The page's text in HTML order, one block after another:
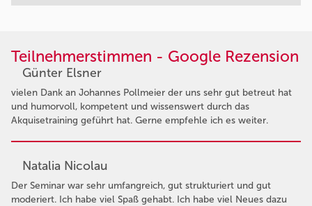
Teilnehmerstimmen - Google Rezension
Günter Elsner
vielen Dank an Johannes Pollmeier der uns sehr gut betreut hat
und humorvoll, kompetent und wissenswert durch das
Akquisetraining geführt hat. Gerne empfehle ich es weiter.
Natalia Nicolau
Der Seminar war sehr umfangreich, gut strukturiert und gut
moderiert. Ich habe viel Spaß gehabt. Ich habe viel Neues dazu